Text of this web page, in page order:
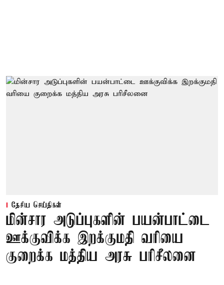
தேசிய செய்திகள்
மின்சார அடுப்புகளின் பயன்பாட்டை
ஊக்குவிக்க இறக்குமதி வரியை
குறைக்க மத்திய அரசு பரிசீலனை